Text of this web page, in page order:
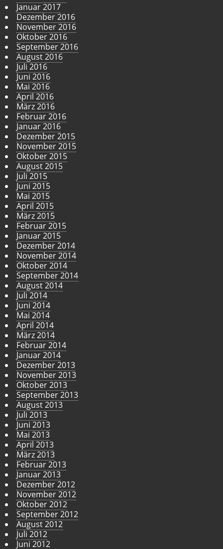
Januar 2017
Dezember 2016
November 2016
Oktober 2016
September 2016
August 2016
Juli 2016
Juni 2016
Mai 2016
April 2016
März 2016
Februar 2016
Januar 2016
Dezember 2015
November 2015
Oktober 2015
August 2015
Juli 2015
Juni 2015
Mai 2015
April 2015
März 2015
Februar 2015
Januar 2015
Dezember 2014
November 2014
Oktober 2014
September 2014
August 2014
Juli 2014
Juni 2014
Mai 2014
April 2014
März 2014
Februar 2014
Januar 2014
Dezember 2013
November 2013
Oktober 2013
September 2013
August 2013
Juli 2013
Juni 2013
Mai 2013
April 2013
März 2013
Februar 2013
Januar 2013
Dezember 2012
November 2012
Oktober 2012
September 2012
August 2012
Juli 2012
Juni 2012